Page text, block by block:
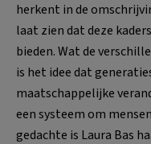
herkent in de
laat zien dat deze
bieden. Wat de
is het idee dat
maatschappelijke
een systeem om
gedachte is Laura Bas